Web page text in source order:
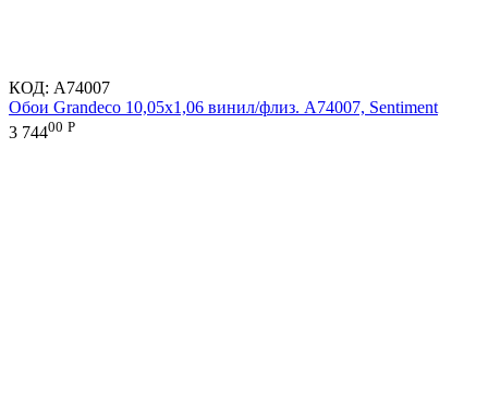
КОД: A74007
Обои Grandeco 10,05х1,06 винил/флиз. A74007, Sentiment
3 74400 Р